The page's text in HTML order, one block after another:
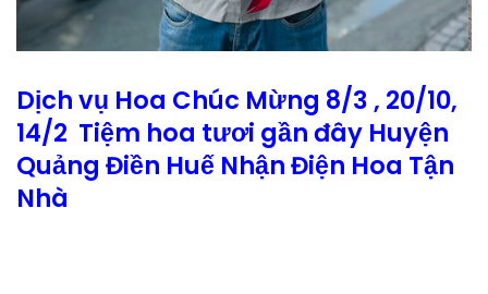
Dịch vụ Hoa Chúc Mừng 8/3 , 20/10,
14/2 Tiệm hoa tươi gần đây Huyện
Quảng Điền Huế Nhận Điện Hoa Tận
Nhà